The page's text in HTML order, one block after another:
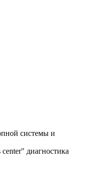
системы и
диагностика